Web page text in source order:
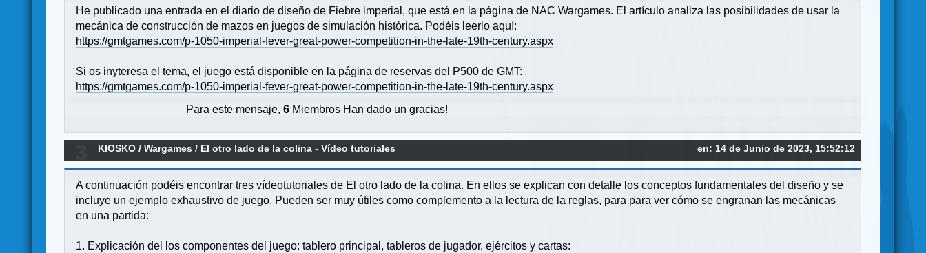
He publicado una entrada en el diario de diseño de Fiebre imperial, que está en la página de NAC Wargames. El artículo analiza las posibilidades de usar la
mecánica de construcción de mazos en juegos de simulación histórica. Podéis leerlo aquí:
https://gmtgames.com/p-1050-imperial-fever-great-power-competition-in-the-late-19th-century.aspx
Si os inyteresa el tema, el juego está disponible en la página de reservas del P500 de GMT:
https://gmtgames.com/p-1050-imperial-fever-great-power-competition-in-the-late-19th-century.aspx
Para este mensaje,6 Miembros Han dado un gracias!
en: 14 de Junio de 2023, 15:52:12
KIOSKO /Wargames / El otro lado de la colina - Vídeo tutoriales
A continuación podéis encontrar tres vídeotutoriales de El otro lado de la colina. En ellos se explican con detalle los conceptos fundamentales del diseño y se
incluye un ejemplo exhaustivo de juego. Pueden ser muy útiles como complemento a la lectura de la reglas, para para ver cómo se engranan las mecánicas
en una partida:
1. Explicación del los componentes del juego: tablero principal, tableros de jugador, ejércitos y cartas: